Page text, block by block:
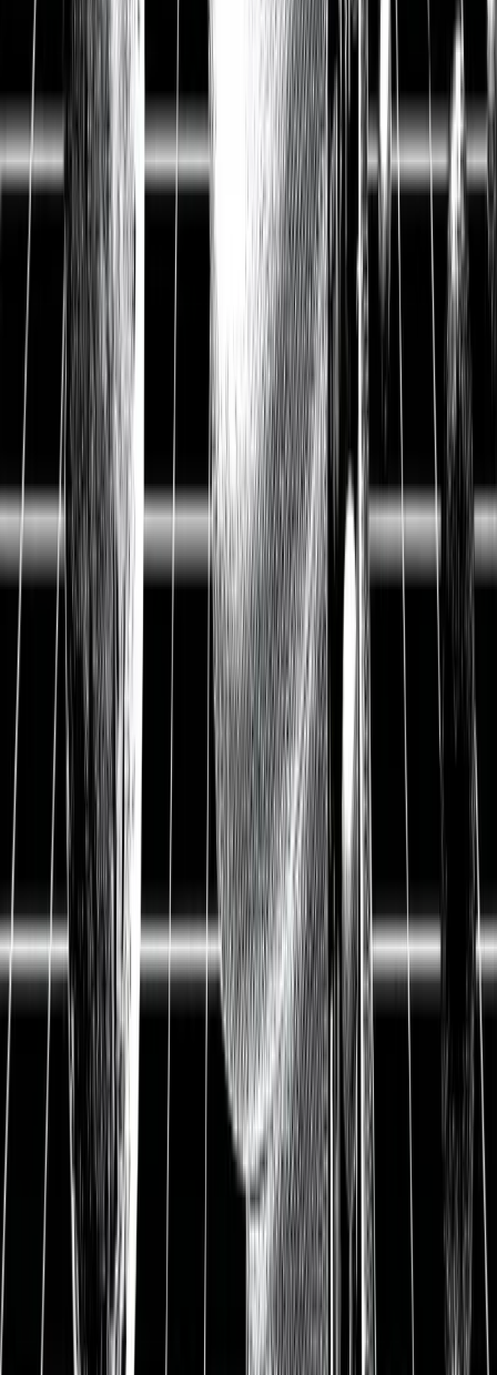
The Great Inflation: wie
professionelle Investoren von
hoher Inflation und
steigenden Zinsen profitieren
Die deutsche Inflation liegt bei 7,3 %. Im März 2022 erlebt
Deutschland die höchste Inflation seit über 40 Jahren mit 7,3 %
Verteuerung zu 2021. Die Coronakrise, die Lieferkrise und der
Ukraine-Krieg schocken viele Unternehmen. Die Preise für Güter
steigen und kennen bisher keine Pause. Besonders an der
Tankstelle oder beim Heizen merken wir es.
21.04.2022
Strategien gegen Inflation PDF
AlleAktien Strategien gegen Inflation PDF herunterladen
Jetzt PDF herunterladen